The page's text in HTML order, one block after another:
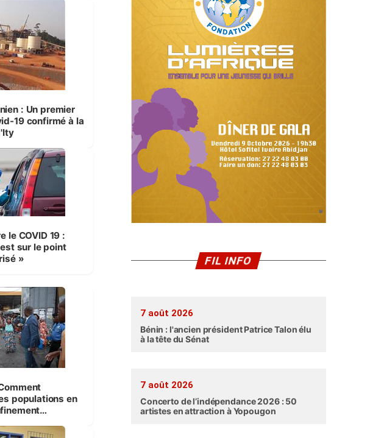
premier
19 confirmé à la
le COVID 19 :
sur le point
»
populations en
FIL INFO
7 août 2026
Bénin : l'ancien président Patrice Talon élu
à la tête du Sénat
7 août 2026
Concerto de l’indépendance 2026 : 50
artistes en attraction à Yopougon